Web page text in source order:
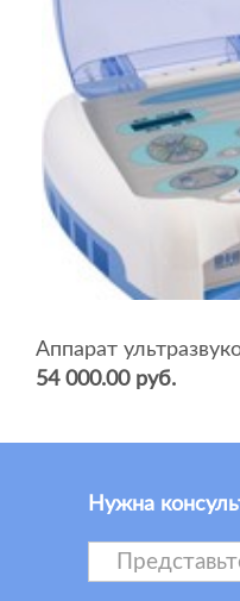
54 000.00 руб.
Нужна